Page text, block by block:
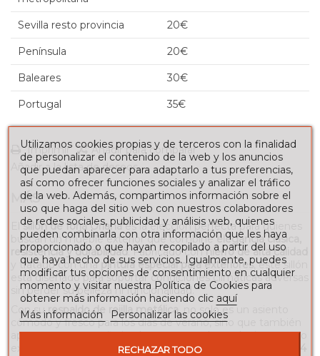
Sevilla resto provincia 20€
Península 20€
Baleares 30€
Portugal 35€
Imprimir
Añadir para comparar
Añadir a la lista de deseos
MÁS
Elsillón de forja Orianaes la elección perfecta para quienes
buscan un mueble exterior que combineelegancia clásica,
resistencia y durabilidad . Fabricado conhierro de alta calidad
y tratado con una pintura especial para exteriores, este sillón
está diseñado para soportar condiciones climáticas adversas
sin perder su belleza ni funcionalidad.
Con surespaldo de rejilla metálica, no solo es un asiento
cómodo y fresco para los días de verano, sino que también
aporta un toque sofisticado y atemporal a cualquier espacio
exterior, ya sea un jardín, terraza o patio. Sus medidas de
Utilizamos cookies propias y de terceros con la finalidad
de personalizar el contenido de la web y los anuncios
que puedan aparecer para adaptarlo a tus preferencias,
así como ofrecer funciones sociales y analizar el tráfico
de la web. Además, compartimos información sobre el
uso que haga del sitio web con nuestros colaboradores
de redes sociales, publicidad y análisis web, quienes
pueden combinarla con otra información que les haya
proporcionado o que hayan recopilado a partir del uso
que haya hecho de sus servicios. Igualmente, puedes
modificar tus opciones de consentimiento en cualquier
momento y visitar nuestra Política de Cookies para
obtener más información haciendo clic aquí
Más información
Personalizar las cookies
RECHAZAR TODO